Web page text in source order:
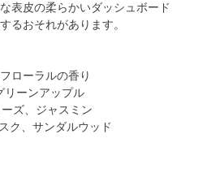
表皮の柔らかいダッシュボード
るおそれがあります。
ローラルの香り
リーンアップル
ズ、ジャスミン
ク、サンダルウッド